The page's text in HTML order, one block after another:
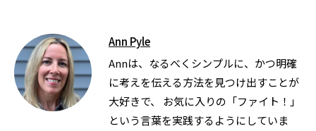
Ann Pyle
Annは、なるべくシンプルに、かつ明確
に考えを伝える方法を見つけ出すことが
大好きで、 お気に入りの「ファイト！」
という言葉を実践するようにしていま